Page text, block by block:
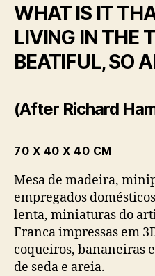
WHAT IS IT
LIVING IN THE
BEATIFUL, SO
(After Richard
70 X 40 X 40 CM
Mesa de madeira,
empregados
lenta, miniaturas do
Franca impressas em
coqueiros, bananeiras
de seda e areia.